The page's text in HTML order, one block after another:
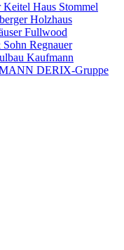
Keitel Haus Stommel
Holzhaus
Fullwood
Regnauer
Kaufmann
DERIX-Gruppe